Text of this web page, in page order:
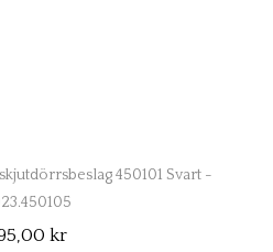
450101 Svart -
kr